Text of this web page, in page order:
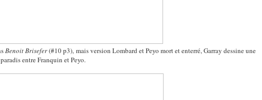
Benoit Brisefer(#10 p3), mais version Lombard et Peyo mort et enterré, Garray dessine une
entre Franquin et Peyo.